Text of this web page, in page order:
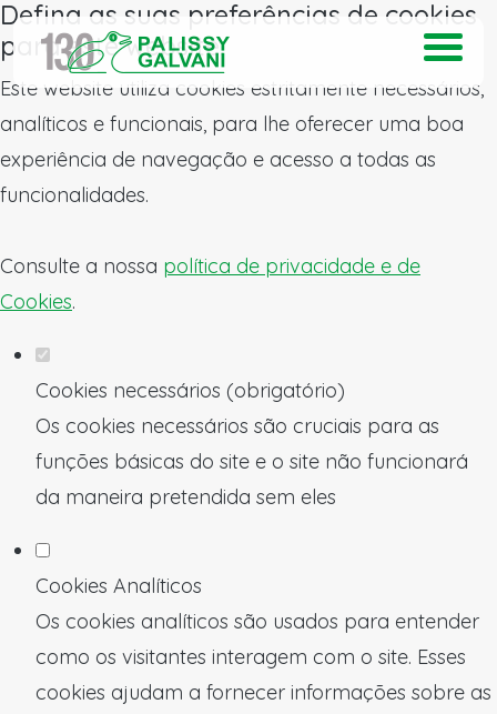
Defina as suas preferências de cookies
para este website.
Este website utiliza cookies estritamente necessários,
analíticos e funcionais, para lhe oferecer uma boa
experiência de navegação e acesso a todas as
funcionalidades.
Consulte a nossa política de privacidade e de
Cookies.
Cookies necessários (obrigatório)
Os cookies necessários são cruciais para as
funções básicas do site e o site não funcionará
da maneira pretendida sem eles
Cookies Analíticos
Os cookies analíticos são usados para entender
como os visitantes interagem com o site. Esses
cookies ajudam a fornecer informações sobre as